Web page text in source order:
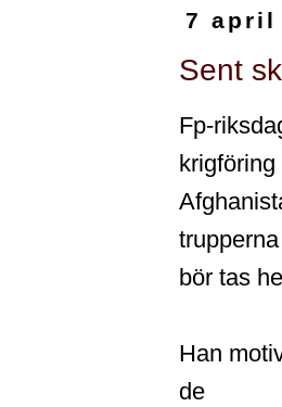
7 april
Sent
Fp-
krigföring
trupperna
bör tas
Han
de